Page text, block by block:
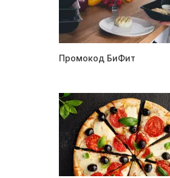
Промокод БиФит